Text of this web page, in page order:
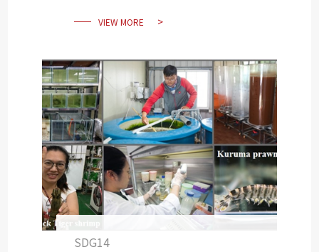
VIEW MORE
SDG14